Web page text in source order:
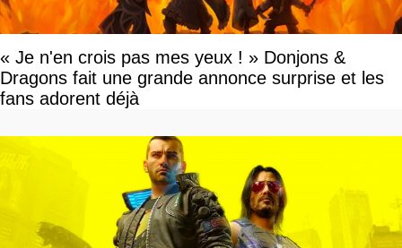
« Je n'en crois pas mes yeux ! » Donjons &
Dragons fait une grande annonce surprise et les
fans adorent déjà